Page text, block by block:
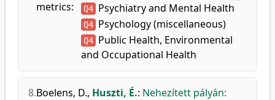
metrics: Q4 Psychiatry and Mental Health
Q4 Psychology (miscellaneous)
Q4 Public Health, Environmental
and Occupational Health
8.Boelens, D., Huszti, É.: Nehezített pályán: